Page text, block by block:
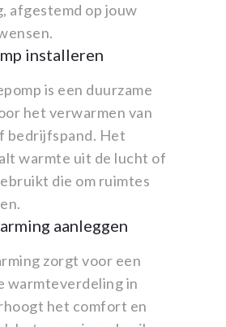
afgestemd op jouw
installeren
is een duurzame
het verwarmen van
bedrijfspand. Het
warmte uit de lucht of
die om ruimtes
aanleggen
zorgt voor een
warmteverdeling in
het comfort en